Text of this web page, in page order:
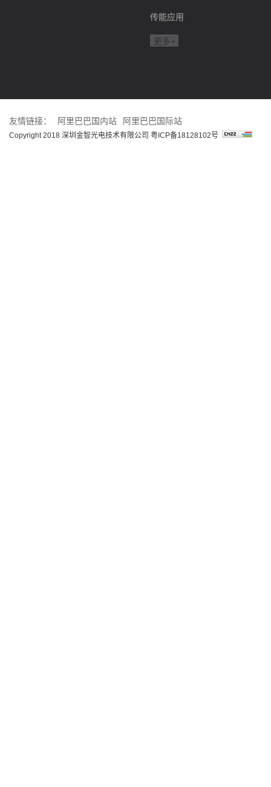
传能应用
更多+
友情链接： 阿里巴巴国内站 阿里巴巴国际站
Copyright 2018 深圳金智光电技术有限公司 粤ICP备18128102号